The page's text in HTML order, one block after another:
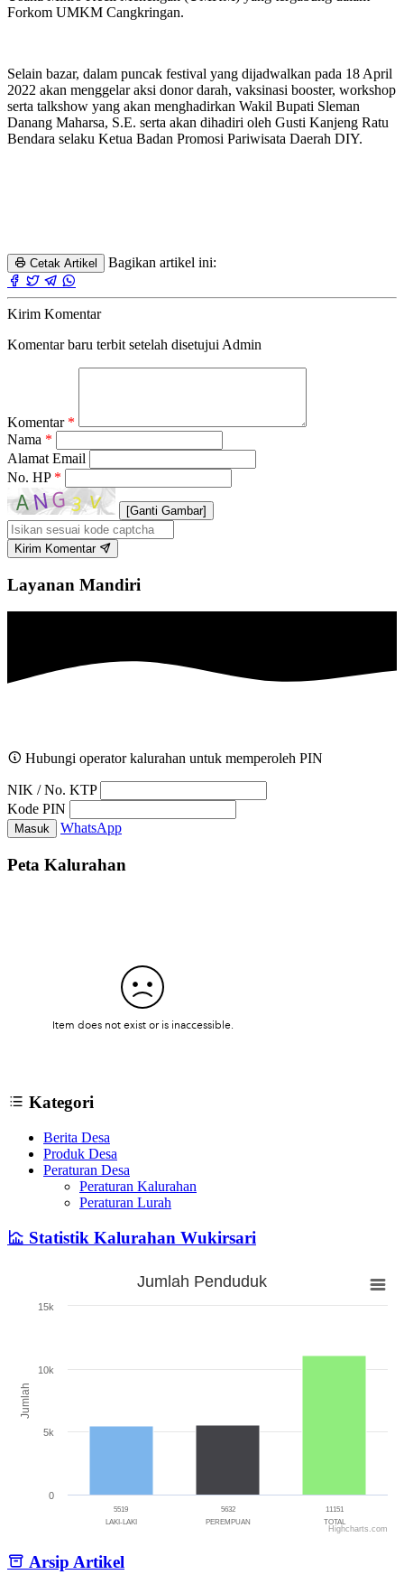
Forkom UMKM Cangkringan.
Selain bazar, dalam puncak festival yang dijadwalkan pada 18 April
2022 akan menggelar aksi donor darah, vaksinasi booster, workshop
serta talkshow yang akan menghadirkan Wakil Bupati Sleman
Danang Maharsa, S.E. serta akan dihadiri oleh Gusti Kanjeng Ratu
Bendara selaku Ketua Badan Promosi Pariwisata Daerah DIY.
Cetak Artikel Bagikan artikel ini:
Kirim Komentar
Komentar baru terbit setelah disetujui Admin
Komentar *
Nama *
Alamat Email
No. HP *
[Ganti Gambar]
Kirim Komentar
Layanan Mandiri
Hubungi operator kalurahan untuk memperoleh PIN
NIK / No. KTP
Kode PIN
Masuk WhatsApp
Peta Kalurahan
Kategori
Berita Desa
Produk Desa
Peraturan Desa
Peraturan Kalurahan
Peraturan Lurah
Statistik Kalurahan Wukirsari
The chart has 1 Y axis displaying Jumlah. Range: 0 to 15000.
Jumlah
Jumlah Penduduk
5519
LAKI-LAKI
5632
PEREMPUAN
11151
TOTAL
0
5k
10k
15k
Highcharts.com
Arsip Artikel